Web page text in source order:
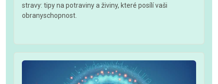
stravy: tipy na potraviny a živiny, které posílí vaši
obranyschopnost.